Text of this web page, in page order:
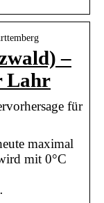
–
Lahr
für
maximal
mit 0°C